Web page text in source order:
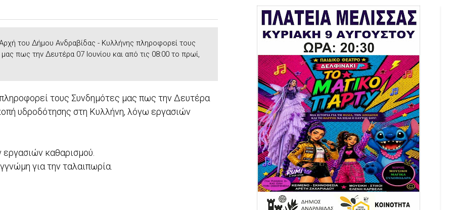
του Δήμου Ανδραβίδας - Κυλλήνης πληροφορεί τους
πως την Δευτέρα 07 Ιουνίου και από τις 08:00 το πρωί,
τους Συνδημότες μας πως την Δευτέρα
υδροδότησης στη Κυλλήνη, λόγω εργασιών
καθαρισμού.
για την ταλαιπωρία.